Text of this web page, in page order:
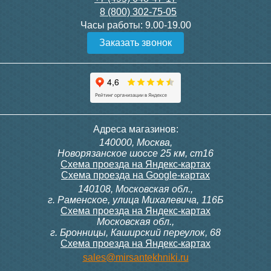
Конвектор ITT.080.200.1300
с решеткой GRILL.SGW-20-
Конвектор ITT.080.200.1000
с решеткой GRILL.SGW-20-
Конвектор ITT.080.200.1000
с решеткой GRILL.SGW-20-
Конвектор ITT.080.200.900 с
решеткой GRILL.SGA-20-
Подробнее Подробнее
300, 230В (врезной - квадр.
9 700
конвектора прямой itermic
ITFS
5 150
8 (800) 302-75-05
Часы работы: 9.00-19.00
Заказать звонок
Адреса магазинов:
140000, Москва,
Новорязанское шоссе 25 км, ст16
Схема проезда на Яндекс-картах
Схема проезда на Google-картах
140108, Московская обл.,
г. Раменское, улица Михалевича, 116Б
Схема проезда на Яндекс-картах
Московская обл.,
г. Бронницы, Каширский переулок, 68
Схема проезда на Яндекс-картах
sales@mirsantekhniki.ru